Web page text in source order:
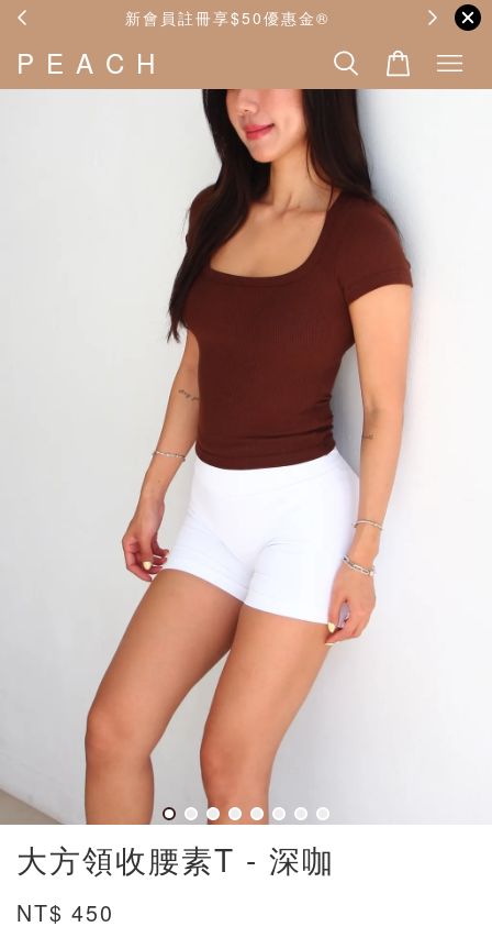
新會員註冊享$50優惠金®️
P E A C H
大方領收腰素T - 深咖
NT$ 450